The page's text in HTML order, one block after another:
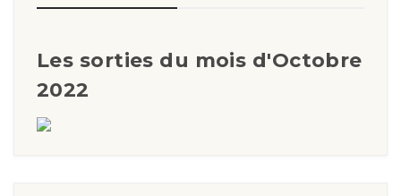
Les sorties du mois d'Octobre
2022